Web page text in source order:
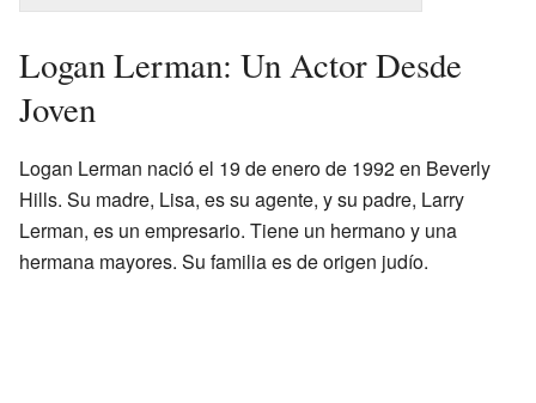
Logan Lerman: Un Actor Desde
Joven
Logan Lerman nació el 19 de enero de 1992 en Beverly
Hills. Su madre, Lisa, es su agente, y su padre, Larry
Lerman, es un empresario. Tiene un hermano y una
hermana mayores. Su familia es de origen judío.